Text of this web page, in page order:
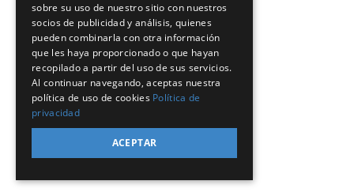
sobre su uso de nuestro sitio con nuestros
socios de publicidad y análisis, quienes
pueden combinarla con otra información
que les haya proporcionado o que hayan
recopilado a partir del uso de sus servicios.
Al continuar navegando, aceptas nuestra
política de uso de cookies Política de
privacidad
ACEPTAR